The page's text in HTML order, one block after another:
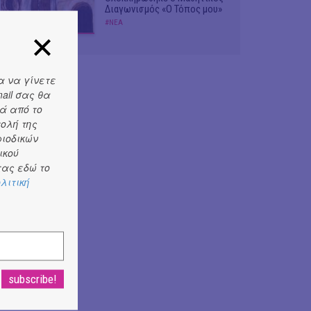
Διαγωνισμός «Ο Τόπος μου»
#ΝΕΑ
να γίνετε
σας θα
από το
της
εδώ το